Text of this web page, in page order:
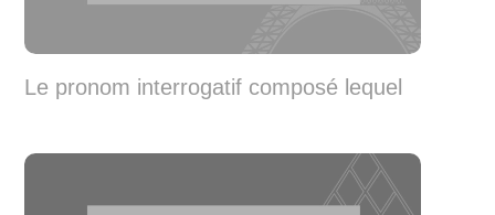
Le pronom interrogatif composé lequel